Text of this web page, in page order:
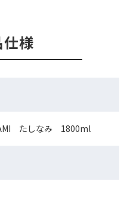
様
たしなみ 1800ml